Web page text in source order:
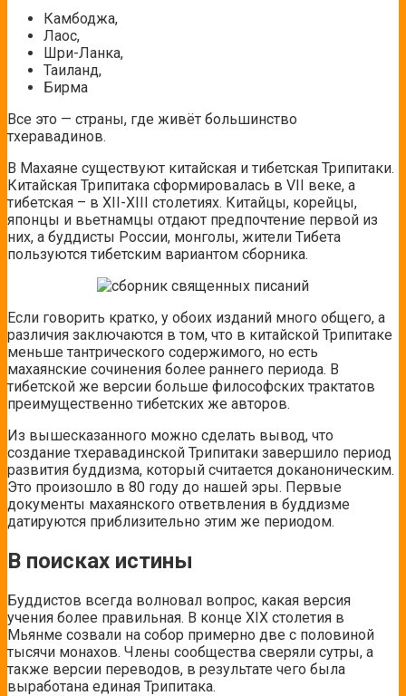
Камбоджа,
Лаос,
Шри-Ланка,
Таиланд,
Бирма
Все это — страны, где живёт большинство
тхеравадинов.
В Махаяне существуют китайская и тибетская Трипитаки.
Китайская Трипитака сформировалась в VII веке, а
тибетская – в XII-XIII столетиях. Китайцы, корейцы,
японцы и вьетнамцы отдают предпочтение первой из
них, а буддисты России, монголы, жители Тибета
пользуются тибетским вариантом сборника.
Если говорить кратко, у обоих изданий много общего, а
различия заключаются в том, что в китайской Трипитаке
меньше тантрического содержимого, но есть
махаянские сочинения более раннего периода. В
тибетской же версии больше философских трактатов
преимущественно тибетских же авторов.
Из вышесказанного можно сделать вывод, что
создание тхеравадинской Трипитаки завершило период
развития буддизма, который считается доканоническим.
Это произошло в 80 году до нашей эры. Первые
документы махаянского ответвления в буддизме
датируются приблизительно этим же периодом.
В поисках истины
Буддистов всегда волновал вопрос, какая версия
учения более правильная. В конце XIX столетия в
Мьянме созвали на собор примерно две с половиной
тысячи монахов. Члены сообщества сверяли сутры, а
также версии переводов, в результате чего была
выработана единая Трипитака.